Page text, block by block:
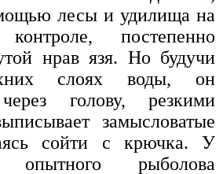
лесы и удилища на
постепенно
нрав язя. Но будучи
слоях воды, он
голову, резкими
замысловатые
сойти с крючка. У
опытного рыболова